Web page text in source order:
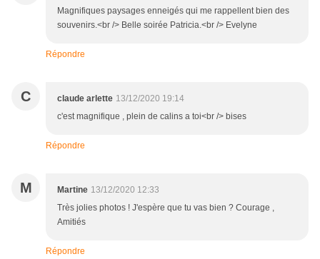
Magnifiques paysages enneigés qui me rappellent bien des
souvenirs.<br /> Belle soirée Patricia.<br /> Evelyne
Répondre
C claude arlette 13/12/2020 19:14
c'est magnifique , plein de calins a toi<br /> bises
Répondre
M Martine 13/12/2020 12:33
Très jolies photos ! J'espère que tu vas bien ? Courage ,
Amitiés
Répondre